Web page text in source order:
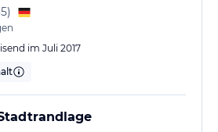
)
im Juli 2017